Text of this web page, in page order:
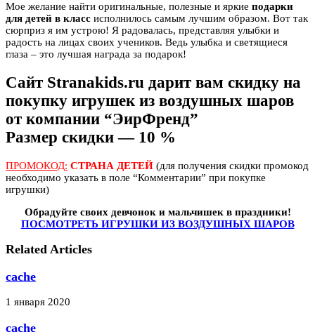
Мое желание найти оригинальные, полезные и яркие подарки
для детей в класс исполнилось самым лучшим образом. Вот так
сюрприз я им устрою! Я радовалась, представляя улыбки и
радость на лицах своих учеников. Ведь улыбка и светящиеся
глаза – это лучшая награда за подарок!
Сайт Stranakids.ru дарит вам скидку на
покупку игрушек из воздушных шаров
от компании “ЭирФренд”
Размер скидки — 10 %
ПРОМОКОД: СТРАНА ДЕТЕЙ (для получения скидки промокод
необходимо указать в поле “Комментарии” при покупке
игрушки)
Обрадуйте своих девчонок и мальчишек в праздники!
ПОСМОТРЕТЬ ИГРУШКИ ИЗ ВОЗДУШНЫХ ШАРОВ
Related Articles
cache
1 января 2020
cache